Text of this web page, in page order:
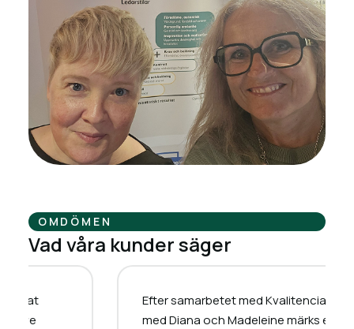
OMDÖMEN
Vad våra kunder säger
Efter samarbetet med Kvalitencia och då
med Diana och Madeleine märks en tydlig